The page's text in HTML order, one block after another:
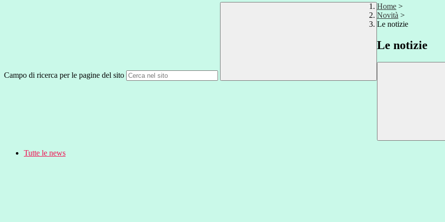
Campo di ricerca per le pagine del sito
Home >
Novità >
Le notizie
Le notizie
Tutte le news